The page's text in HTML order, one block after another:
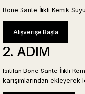
Bone Sante İlikli Kemik
Alışverişe Başla
2. ADIM
Isıtılan Bone Sante İlikli
karışımlarından ekleyerek